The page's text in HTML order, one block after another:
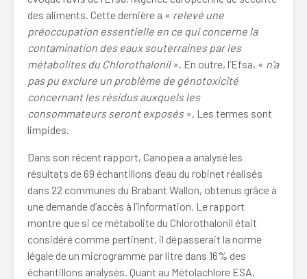
des aliments. Cette dernière a « relevé une
préoccupation essentielle en ce qui concerne la
contamination des eaux souterraines par les
métabolites du Chlorothalonil». En outre, l’Efsa, « n’a
pas pu exclure un problème de génotoxicité
concernant les résidus auxquels les
consommateurs seront exposés». Les termes sont
limpides.
Dans son récent rapport, Canopea a analysé les
résultats de 69 échantillons d’eau du robinet réalisés
dans 22 communes du Brabant Wallon, obtenus grâce à
une demande d’accès à l’information. Le rapport
montre que si ce métabolite du Chlorothalonil était
considéré comme pertinent, il dépasserait la norme
légale de un microgramme par litre dans 16% des
échantillons analysés. Quant au Métolachlore ESA,